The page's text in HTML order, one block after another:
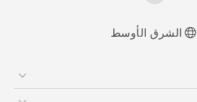
الشرق الأوسط